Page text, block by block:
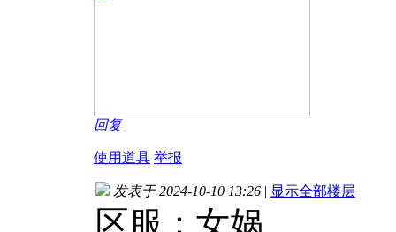
回复
使用道具 举报
发表于 2024-10-10 13:26 | 显示全部楼层
区服：女娲